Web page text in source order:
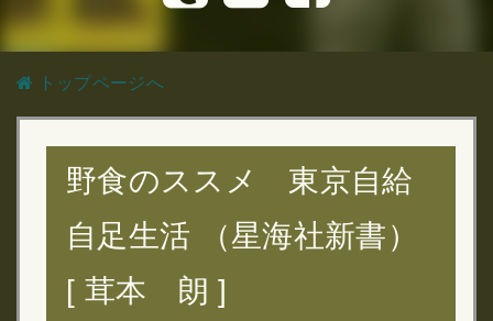
トップページへ
野食のススメ 東京自給
自足生活 （星海社新書）
[ 茸本 朗 ]